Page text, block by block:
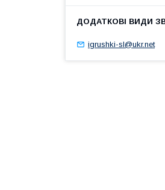
igrushki-sl@ukr.net